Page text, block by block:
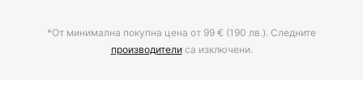
*От минимална покупна цена от 99 € (190 лв.). Следните
производителиса изключени.